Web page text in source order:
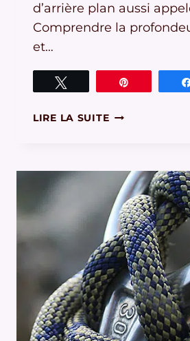
d’arrière plan aussi
Comprendre la
et…
LIRE LA SUITECOMPRENDRE
CHAMP